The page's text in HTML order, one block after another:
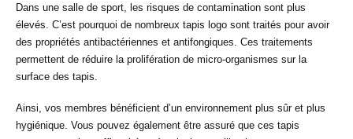
Dans une salle de sport, les risques de contamination sont plus
élevés. C’est pourquoi de nombreux tapis logo sont traités pour avoir
des propriétés antibactériennes et antifongiques. Ces traitements
permettent de réduire la prolifération de micro-organismes sur la
surface des tapis.
Ainsi, vos membres bénéficient d’un environnement plus sûr et plus
hygiénique. Vous pouvez également être assuré que ces tapis